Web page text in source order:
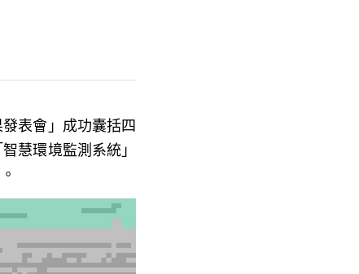
表會」成功囊括四
慧環境監測系統」